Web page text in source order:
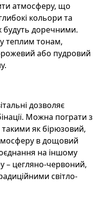
атмосферу, що
кольори та
будуть доречними.
теплим тонам,
рожевий або пудровий
дозволяє
Можна пограти з
як бірюзовий,
в дощовий
на іншому
– цегляно-червоний,
світло-